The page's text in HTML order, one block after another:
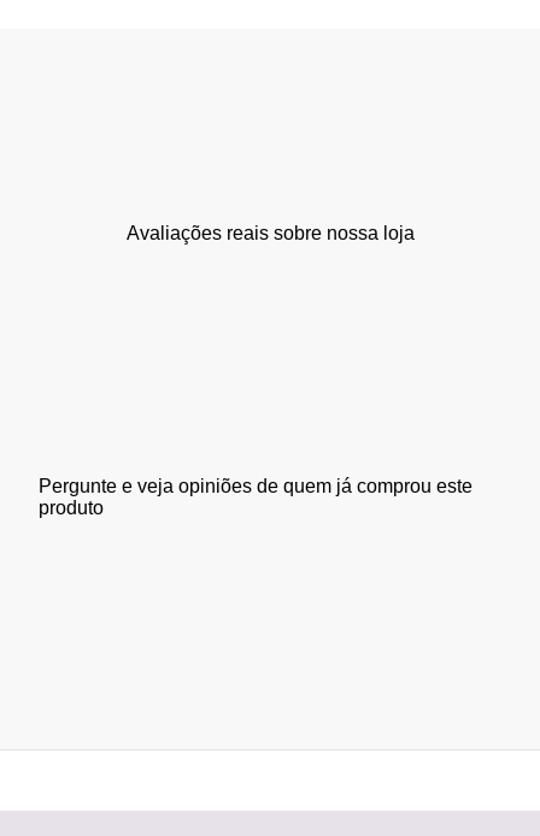
Avaliações reais sobre nossa loja
Pergunte e veja opiniões de quem já comprou este
produto